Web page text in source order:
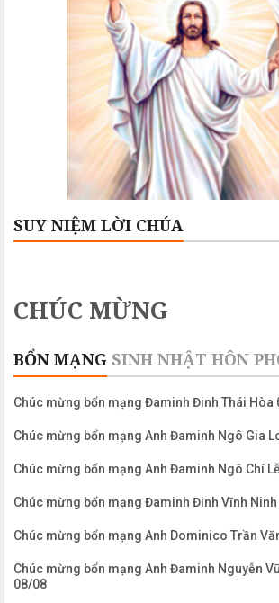
SUY NIỆM LỜI CHÚA
CHÚC MỪNG
BỔN MẠNG SINH NHẬT HÔN
Chúc mừng bổn mạng Đaminh Đinh Thái Hòa
Chúc mừng bổn mạng Anh Đaminh Ngô Gia
Chúc mừng bổn mạng Anh Đaminh Ngô Chí
Chúc mừng bổn mạng Đaminh Đinh Vĩnh
Chúc mừng bổn mạng Anh Dominico Trần
Chúc mừng bổn mạng Anh Đaminh Nguyễn
08/08